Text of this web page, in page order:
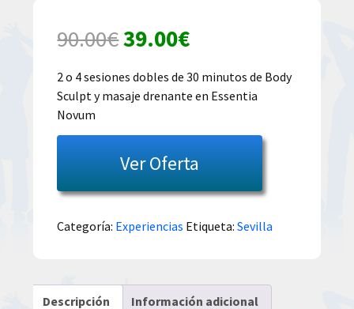
90.00€El
precio
original
era:
90.00€.
39.00€El
precio
actual
es:
39.00€.
2 o 4 sesiones dobles de 30 minutos de Body
Sculpt y masaje drenante en Essentia
Novum
Ver Oferta
Categoría: Experiencias Etiqueta:Sevilla
Descripción Información adicional